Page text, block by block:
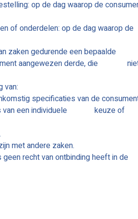
op de dag waarop de
of onderdelen: op de dag waarop de
zaken gedurende een bepaalde
aangewezen derde, die
van:
specificaties van de
van een individuele keuze of
met andere zaken.
recht van ontbinding heeft in de